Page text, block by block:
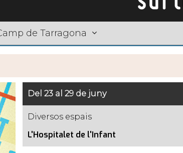
de Tarragona
Del 23 al 29 de juny
Diversos espais
L'Hospitalet de l'Infant